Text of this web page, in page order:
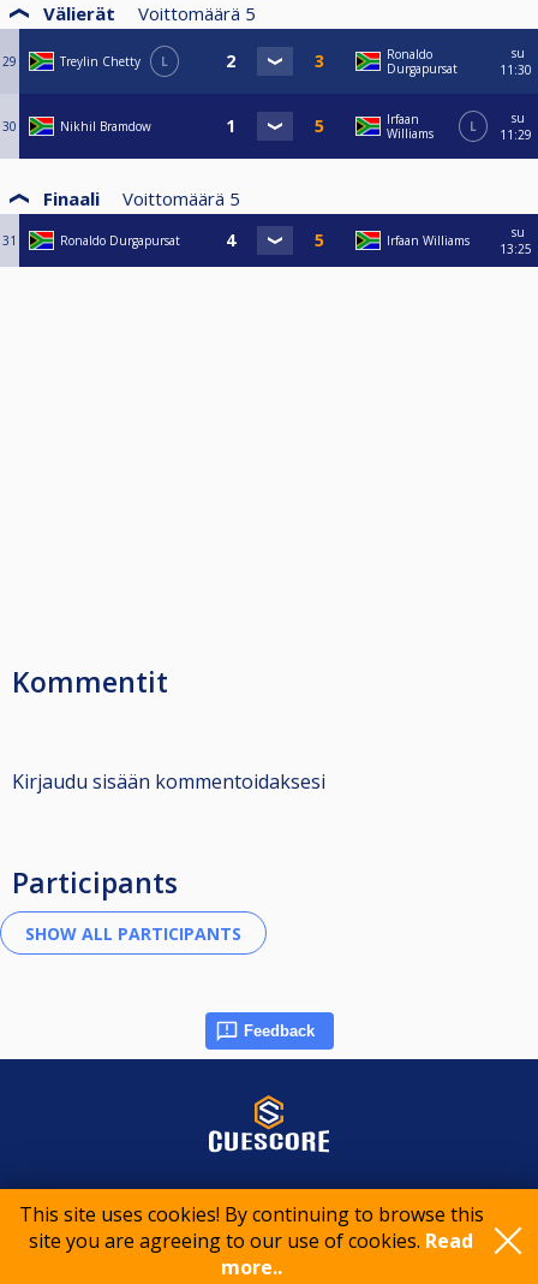
This site uses cookies! By continuing to browse this
site you are agreeing to our use of cookies. Read
more..
Välierät Voittomäärä 5
29 Treylin Chetty L
Ronaldo
Durgapursat
su
11:30
30 Nikhil Bramdow
Irfaan
Williams
L
su
11:29
Finaali Voittomäärä 5
31 Ronaldo Durgapursat Irfaan Williams
su
13:25
Kommentit
Kirjaudu sisään kommentoidaksesi
Participants
Feedback
© 2015-2026 CueScore International
Privacy policy